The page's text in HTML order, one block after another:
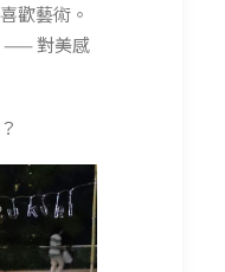
歡藝術。
—— 對美感